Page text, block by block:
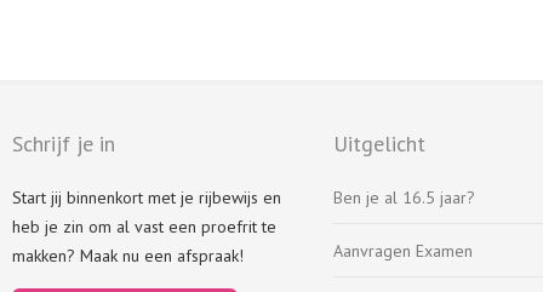
Schrijf je in
Start jij binnenkort met je rijbewijs en
heb je zin om al vast een proefrit te
makken? Maak nu een afspraak!
Uitgelicht
Ben je al 16.5 jaar?
Aanvragen Examen